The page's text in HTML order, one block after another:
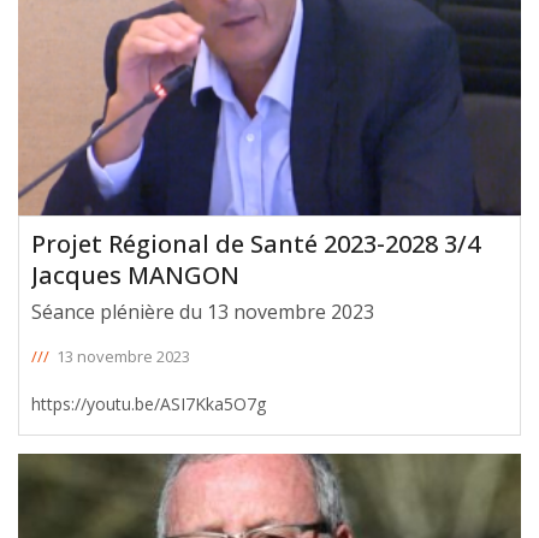
Projet Régional de Santé 2023-2028 3/4
Jacques MANGON
Séance plénière du 13 novembre 2023
/// 13 novembre 2023
https://youtu.be/ASI7Kka5O7g